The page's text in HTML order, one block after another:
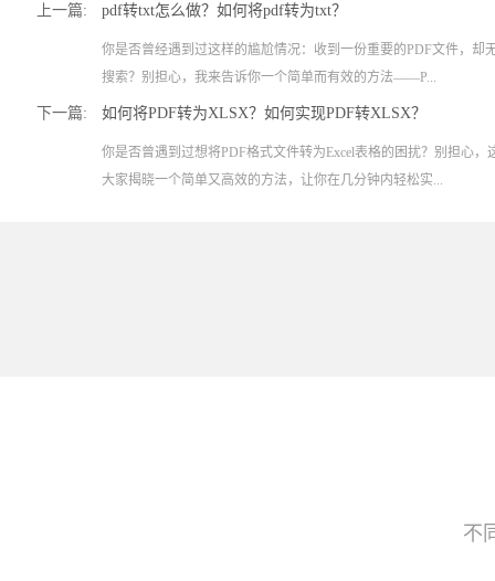
上一篇: pdf转txt怎么做？如何将pdf转为txt？
你是否曾经遇到过这样的尴尬情况：收到一份重要的PDF文件，却
搜索？别担心，我来告诉你一个简单而有效的方法——P...
下一篇: 如何将PDF转为XLSX？如何实现PDF转XLSX？
你是否曾遇到过想将PDF格式文件转为Excel表格的困扰？别担心
大家揭晓一个简单又高效的方法，让你在几分钟内轻松实...
不